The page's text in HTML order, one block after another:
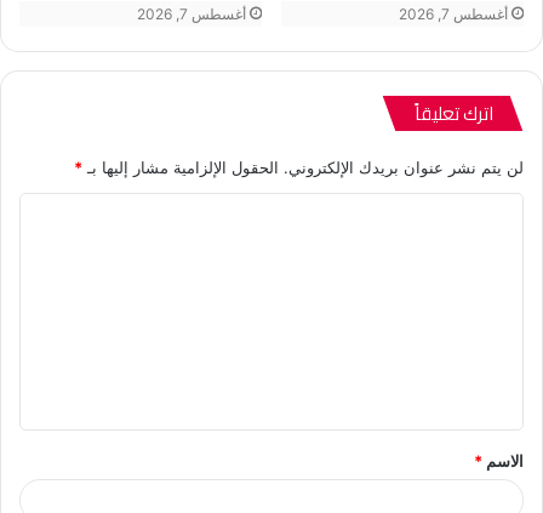
أغسطس 7, 2026 أغسطس 7, 2026
اترك تعليقاً
لن يتم نشر عنوان بريدك الإلكتروني. الحقول الإلزامية مشار إليها بـ *
ق
*
الاسم *